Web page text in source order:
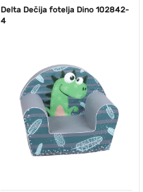
Delta Dečija fotelja Dino 102842-
4